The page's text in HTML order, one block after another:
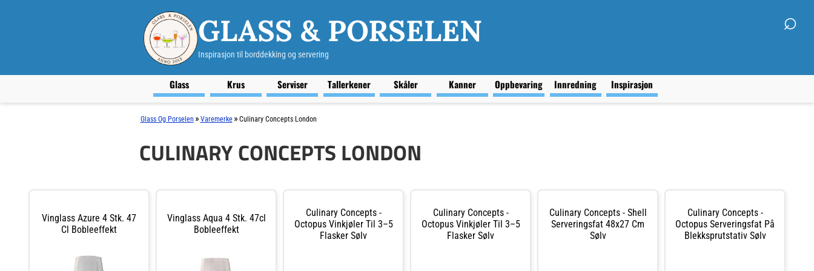
GLASS & PORSELEN
Inspirasjon til borddekking og servering
⌕
Glass Krus Serviser Tallerkener Skåler Kanner Oppbevaring Innredning Inspirasjon
Glass Og Porselen » Varemerke » Culinary Concepts London
CULINARY CONCEPTS LONDON
Vinglass Azure 4 Stk. 47
Cl Bobleeffekt
Vinglass Aqua 4 Stk. 47cl
Bobleeffekt
Culinary Concepts -
Octopus Vinkjøler Til 3–5
Flasker Sølv
Culinary Concepts -
Octopus Vinkjøler Til 3–5
Flasker Sølv
Culinary Concepts - Shell
Serveringsfat 48x27 Cm
Sølv
Culinary Concepts -
Octopus Serveringsfat På
Blekksprutstativ Sølv